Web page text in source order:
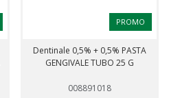
PROMO
Dentinale 0,5% + 0,5% PASTA
GENGIVALE TUBO 25 G
008891018